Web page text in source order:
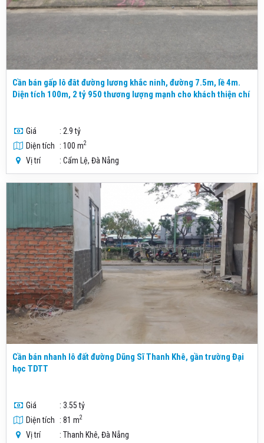
Cần bán gấp lô đât đường lương khắc ninh, đường 7.5m, lề 4m.
Diện tích 100m, 2 tỷ 950 thương lượng mạnh cho khách thiện chí
Giá
: 2.9 tỷ
Diện tích
: 100 m2
Vị trí : Cẩm Lệ, Đà Nẵng
Cần bán nhanh lô đất đường Dũng Sĩ Thanh Khê, gần trường Đại
học TDTT
Giá
: 3.55 tỷ
Diện tích
: 81 m2
Vị trí : Thanh Khê, Đà Nẵng